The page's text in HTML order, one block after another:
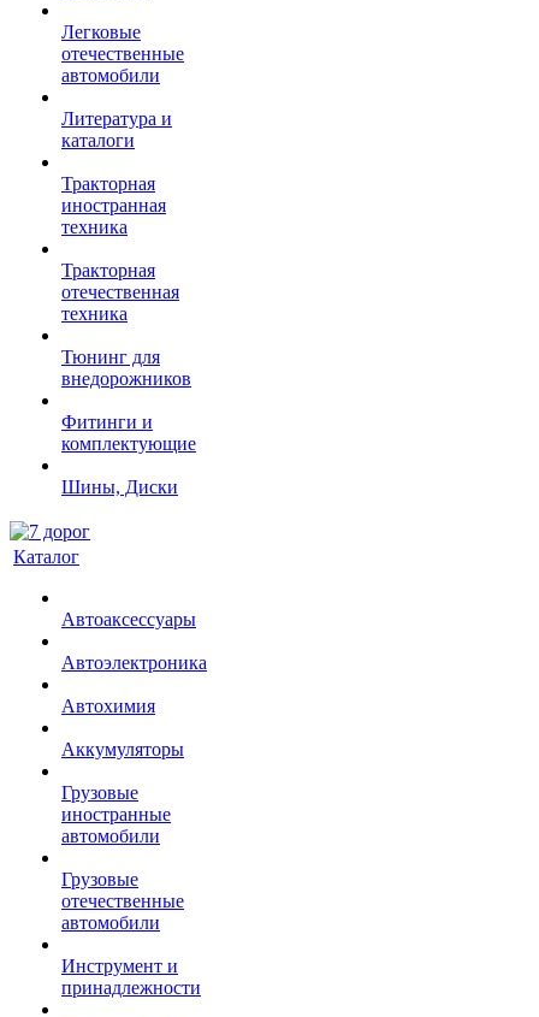
Легковые
отечественные
автомобили
Литература и
каталоги
Тракторная
иностранная
техника
Тракторная
отечественная
техника
Тюнинг для
внедорожников
Фитинги и
комплектующие
Шины, Диски
Каталог
Автоаксессуары
Автоэлектроника
Автохимия
Аккумуляторы
Грузовые
иностранные
автомобили
Грузовые
отечественные
автомобили
Инструмент и
принадлежности